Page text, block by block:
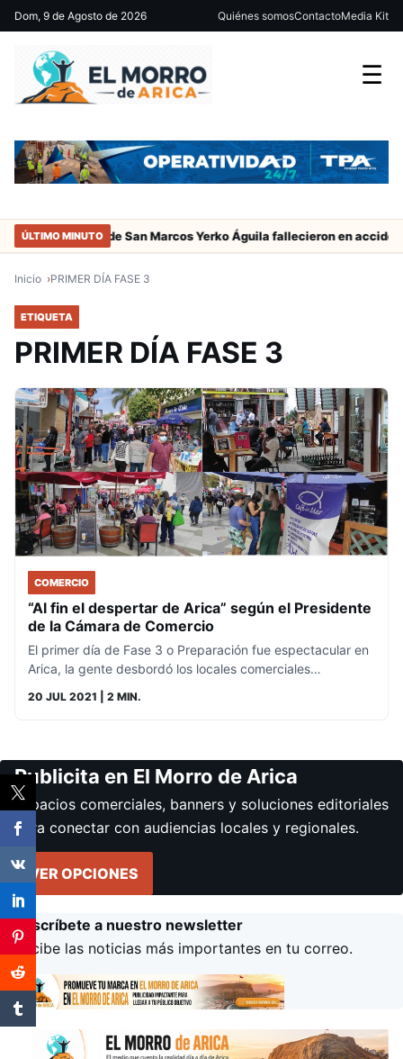
Dom, 9 de Agosto de 2026 Quiénes somosContactoMedia Kit
☰
ÚLTIMO MINUTO
del jugador de San Marcos Yerko Águila fallecieron en
Inicio PRIMER DÍA FASE 3
ETIQUETA
PRIMER DÍA FASE 3
COMERCIO
“Al fin el despertar de Arica” según el Presidente
de la Cámara de Comercio
El primer día de Fase 3 o Preparación fue espectacular en
Arica, la gente desbordó los locales comerciales…
20 JUL 2021 | 2 MIN.
Publicita en El Morro de Arica
Espacios comerciales, banners y soluciones editoriales
para conectar con audiencias locales y regionales.
VER OPCIONES
Suscríbete a nuestro newsletter
Recibe las noticias más importantes en tu correo.